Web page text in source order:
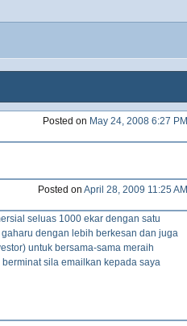
Posted on May 24, 2008 6:27 PM
Posted on April 28, 2009 11:25 AM
seluas 1000 ekar dengan satu
dengan lebih berkesan dan juga
untuk bersama-sama meraih
sila emailkan kepada saya